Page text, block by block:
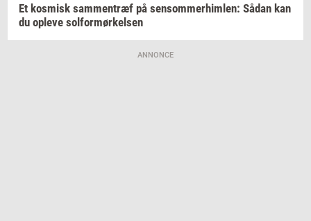
Et kos­misk sam­men­træf på sen­som­mer­him­len: Sådan kan
du op­le­ve sol­for­mør­kel­sen
ANNONCE